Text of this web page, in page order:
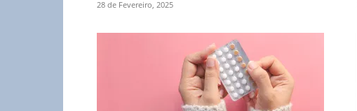
28 de Fevereiro, 2025